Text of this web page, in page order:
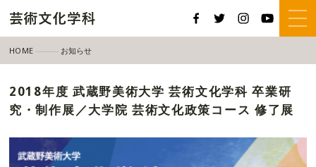
HOME お知らせ
2018年度 武蔵野美術大学 芸術文化学科 卒業研
究・制作展／大学院 芸術文化政策コース 修了展